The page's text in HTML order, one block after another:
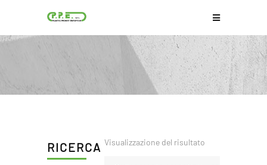
RICERCA Visualizzazione del risultato